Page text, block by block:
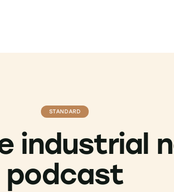
STANDARD
industrial
podcast